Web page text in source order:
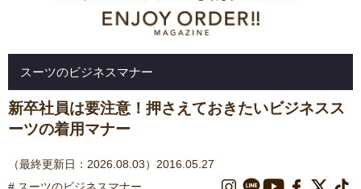
スーツのビジネスマナー
新卒社員は要注意！押さえておきたいビジネスス
ーツの着用マナー
（最終更新日：2026.08.03）2016.05.27